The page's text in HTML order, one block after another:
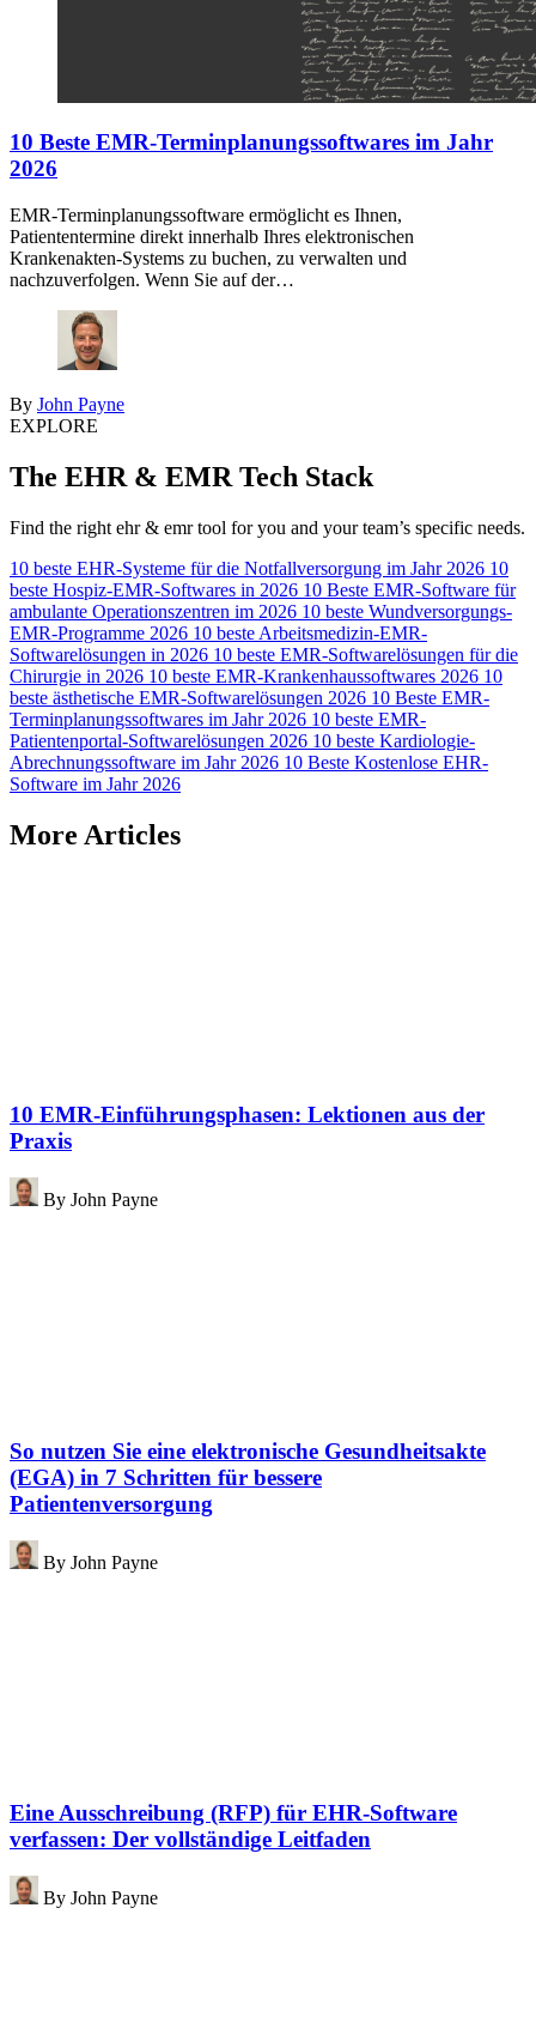
10 Beste EMR-Terminplanungssoftwares im Jahr
2026
EMR-Terminplanungssoftware ermöglicht es Ihnen,
Patiententermine direkt innerhalb Ihres elektronischen
Krankenakten-Systems zu buchen, zu verwalten und
nachzuverfolgen. Wenn Sie auf der…
By John Payne
EXPLORE
The EHR & EMR Tech Stack
Find the right ehr & emr tool for you and your team’s specific needs.
10 beste EHR-Systeme für die Notfallversorgung im Jahr 2026 10
beste Hospiz-EMR-Softwares in 2026 10 Beste EMR-Software für
ambulante Operationszentren im 2026 10 beste Wundversorgungs-
EMR-Programme 2026 10 beste Arbeitsmedizin-EMR-
Softwarelösungen in 2026 10 beste EMR-Softwarelösungen für die
Chirurgie in 2026 10 beste EMR-Krankenhaussoftwares 2026 10
beste ästhetische EMR-Softwarelösungen 2026 10 Beste EMR-
Terminplanungssoftwares im Jahr 2026 10 beste EMR-
Patientenportal-Softwarelösungen 2026 10 beste Kardiologie-
Abrechnungssoftware im Jahr 2026 10 Beste Kostenlose EHR-
Software im Jahr 2026
More Articles
10 EMR-Einführungsphasen: Lektionen aus der
Praxis
By John Payne
So nutzen Sie eine elektronische Gesundheitsakte
(EGA) in 7 Schritten für bessere
Patientenversorgung
By John Payne
Eine Ausschreibung (RFP) für EHR-Software
verfassen: Der vollständige Leitfaden
By John Payne